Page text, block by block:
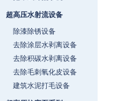
超高压水射流设备
除漆除锈设备
去除涂层水剥离设备
去除积碳水剥离设备
去除毛刺氧化皮设备
建筑水泥打毛设备